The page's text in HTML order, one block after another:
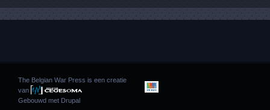
The Belgian War Press is een creatie
van
Gebouwd met Drupal